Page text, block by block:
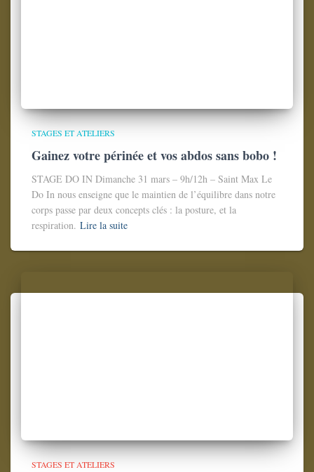
STAGES ET ATELIERS
Gainez votre périnée et vos abdos sans bobo !
STAGE DO IN Dimanche 31 mars – 9h/12h – Saint Max Le
Do In nous enseigne que le maintien de l’équilibre dans notre
corps passe par deux concepts clés : la posture, et la
respiration. Lire la suite
STAGES ET ATELIERS